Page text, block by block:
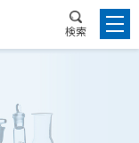
検索